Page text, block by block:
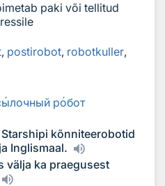
paki või tellitud
, postirobot, robotkuller,
ылочный робот
kõnniteerobotid
Inglismaal.
välja ka praegusest